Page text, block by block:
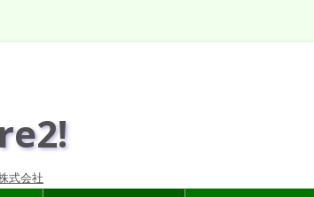
式会社